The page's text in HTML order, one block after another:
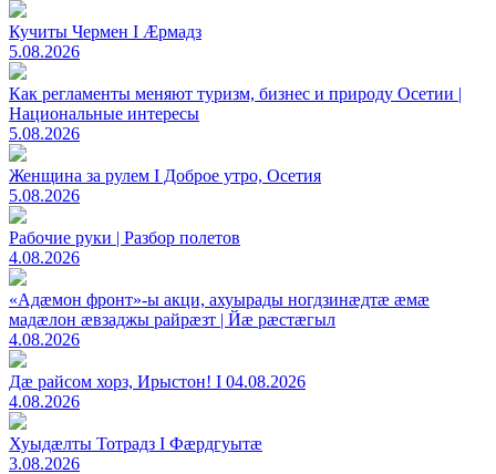
Кучиты Чермен I Æрмадз
5.08.2026
Как регламенты меняют туризм, бизнес и природу Осетии |
Национальные интересы
5.08.2026
Женщина за рулем I Доброе утро, Осетия
5.08.2026
Рабочие руки | Разбор полетов
4.08.2026
«Адæмон фронт»-ы акци, ахуырады ногдзинæдтæ æмæ
мадæлон æвзаджы райрæзт | Йæ рæстæгыл
4.08.2026
Дæ райсом хорз, Ирыстон! I 04.08.2026
4.08.2026
Хуыдæлты Тотрадз I Фæрдгуытæ
3.08.2026